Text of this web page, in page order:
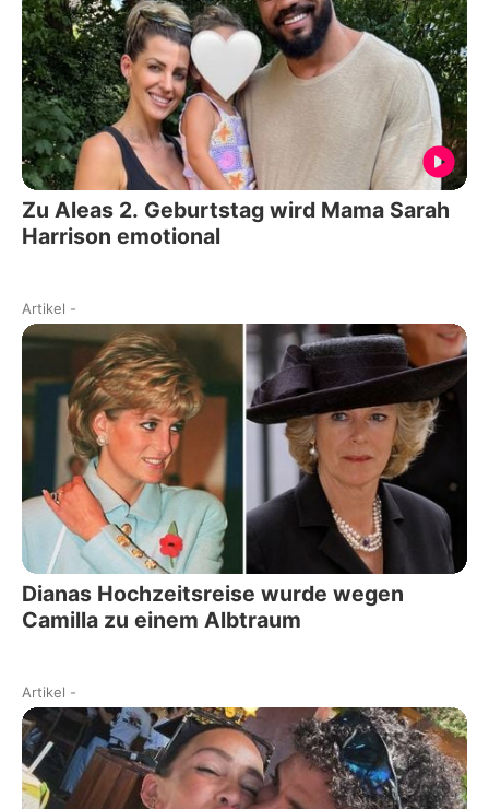
Zu Aleas 2. Geburtstag wird Mama Sarah
Harrison emotional
Artikel -
Dianas Hochzeitsreise wurde wegen
Camilla zu einem Albtraum
Artikel -